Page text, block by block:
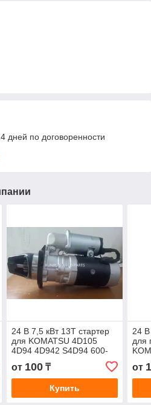
дней по договоренности
24 В 7,5 кВт 13T стартер
для KOMATSU 4D105
4D94 4D942 S4D94 600-
813-2251 0-21000-4871
от 100₸
Купить
24 В
для
от